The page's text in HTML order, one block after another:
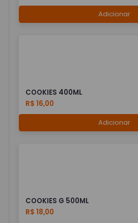
Adicionar
COOKIES 400ML
R$ 16,00
Adicionar
COOKIES G 500ML
R$ 18,00